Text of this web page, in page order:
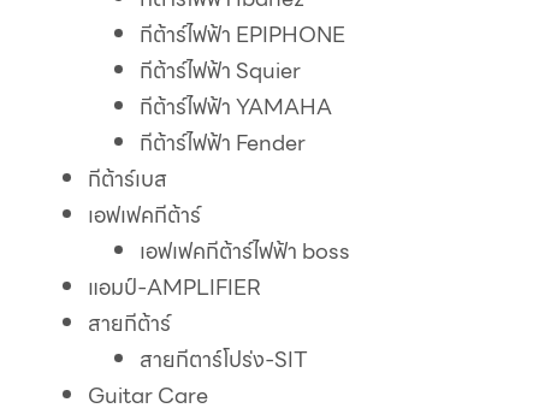
กีต้าร์ไฟฟ้า EPIPHONE
กีต้าร์ไฟฟ้า Squier
กีต้าร์ไฟฟ้า YAMAHA
กีต้าร์ไฟฟ้า Fender
กีต้าร์เบส
เอฟเฟคกีต้าร์
เอฟเฟคกีต้าร์ไฟฟ้า boss
แอมป์-AMPLIFIER
สายกีต้าร์
สายกีตาร์โปร่ง-SIT
Guitar Care